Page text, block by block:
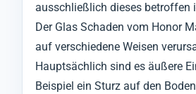
ausschließlich dieses betroffen
Der Glas Schaden vom Honor
auf verschiedene Weisen
Hauptsächlich sind es äußere
Beispiel ein Sturz auf den